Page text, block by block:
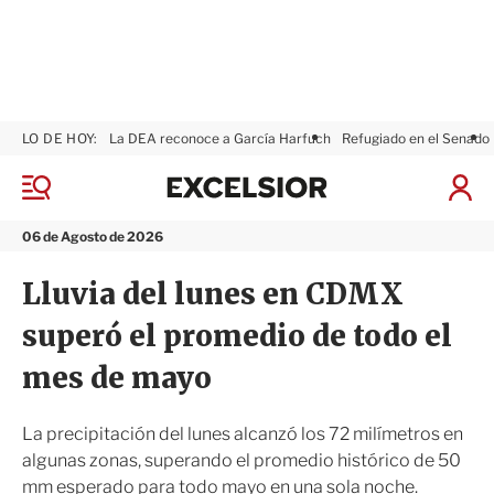
M
n
06 de Agosto de 2026
LO DE HOY: La DEA reconoce a García Harfuch Refugiado en el Senado
I
ó
x
s
i
o
r
Lluvia del lunes en CDMX
superó el promedio de todo el
mes de mayo
La precipitación del lunes alcanzó los 72 milímetros en
algunas zonas, superando el promedio histórico de 50
mm esperado para todo mayo en una sola noche.